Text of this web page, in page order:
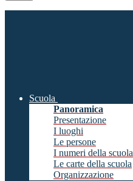
Scuola
Panoramica
Presentazione
I luoghi
Le persone
I numeri della scuola
Le carte della scuola
Organizzazione